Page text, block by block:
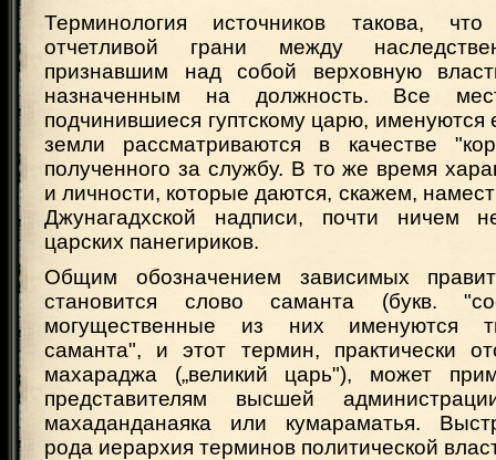
Терминология источников такова,
отчетливой грани между
признавшим над собой верховную
назначенным на должность. Все
подчинившиеся гуптскому царю, именуются
земли рассматриваются в качестве
полученного за службу. В то же время
и личности, которые даются, скажем,
Джунагадхской надписи, почти ничем
царских панегириков.
Общим обозначением зависимых
становится слово саманта (букв.
могущественные из них именуются
саманта", и этот термин, практически
махараджа („великий царь"), может
представителям высшей
махаданданаяка или кумараматья.
рода иерархия терминов политической